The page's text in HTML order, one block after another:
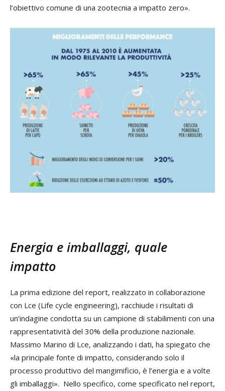
l’obiettivo comune di una zootecnia a impatto zero».
Energia e imballaggi, quale
impatto
La prima edizione del report, realizzato in collaborazione
con Lce (Life cycle engineering), racchiude i risultati di
un’indagine condotta su un campione di stabilimenti con una
rappresentatività del 30% della produzione nazionale.
Massimo Marino di Lce, analizzando i dati, ha spiegato che
«la principale fonte di impatto, considerando solo il
processo produttivo del mangimificio, è l’energia e a volte
gli imballaggi». Nello specifico, come specificato nel report,